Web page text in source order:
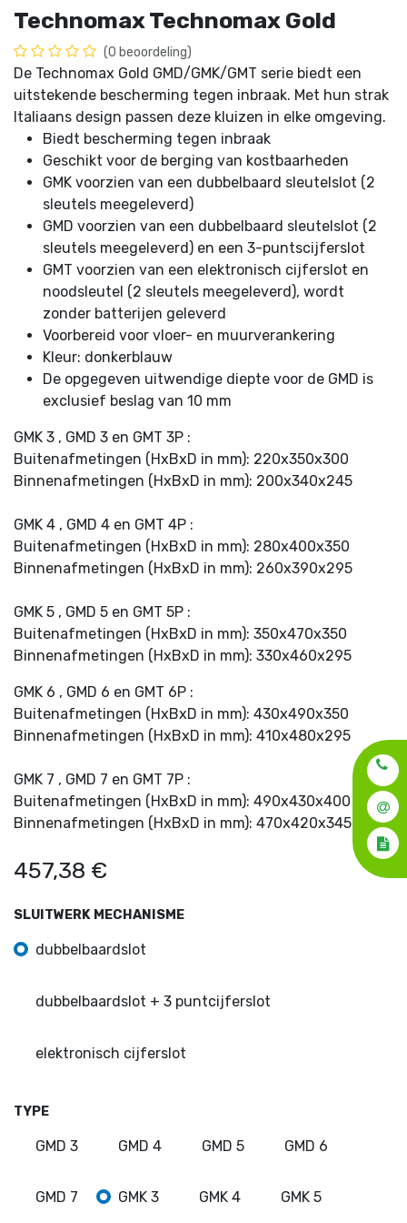
Technomax Technomax Gold
(0 beoordeling)
De Technomax Gold GMD/GMK/GMT serie biedt een
uitstekende bescherming tegen inbraak. Met hun strak
Italiaans design passen deze kluizen in elke omgeving.
Biedt bescherming tegen inbraak
Geschikt voor de berging van kostbaarheden
GMK voorzien van een dubbelbaard sleutelslot (2
sleutels meegeleverd)
GMD voorzien van een dubbelbaard sleutelslot (2
sleutels meegeleverd) en een 3-puntscijferslot
GMT voorzien van een elektronisch cijferslot en
noodsleutel (2 sleutels meegeleverd), wordt
zonder batterijen geleverd
Voorbereid voor vloer- en muurverankering
Kleur: donkerblauw
De opgegeven uitwendige diepte voor de GMD is
exclusief beslag van 10 mm
GMK 3 , GMD 3 en GMT 3P :
Buitenafmetingen (HxBxD in mm): 220x350x300
Binnenafmetingen (HxBxD in mm): 200x340x245
GMK 4 , GMD 4 en GMT 4P :
Buitenafmetingen (HxBxD in mm): 280x400x350
Binnenafmetingen (HxBxD in mm): 260x390x295
GMK 5 , GMD 5 en GMT 5P :
Buitenafmetingen (HxBxD in mm): 350x470x350
Binnenafmetingen (HxBxD in mm): 330x460x295
GMK 6 , GMD 6 en GMT 6P :
Buitenafmetingen (HxBxD in mm): 430x490x350
Binnenafmetingen (HxBxD in mm): 410x480x295
GMK 7 , GMD 7 en GMT 7P :
Buitenafmetingen (HxBxD in mm): 490x430x400
Binnenafmetingen (HxBxD in mm): 470x420x345
457,38 €
SLUITWERK MECHANISME
dubbelbaardslot
dubbelbaardslot + 3 puntcijferslot
elektronisch cijferslot
TYPE
GMD 3 GMD 4 GMD 5 GMD 6
GMD 7 GMK 3 GMK 4 GMK 5